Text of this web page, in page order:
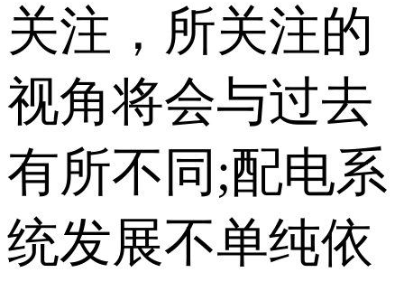
关注，所关注的
视角将会与过去
有所不同;配电系
统发展不单纯依